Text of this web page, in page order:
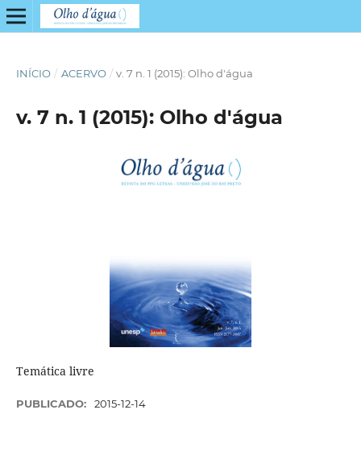
INÍCIO / ACERVO / v. 7 n. 1 (2015): Olho d'água
v. 7 n. 1 (2015): Olho d'água
Temática livre
PUBLICADO: 2015-12-14